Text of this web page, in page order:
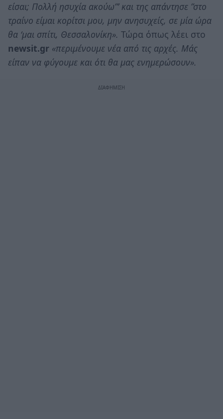
είσαι; Πολλή ησυχία ακούω”’ και της απάντησε ”στο
τραίνο είμαι κορίτσι μου, μην ανησυχείς, σε μία ώρα
θα ‘μαι σπίτι, Θεσσαλονίκη». Τώρα όπως λέει στο
newsit.gr «περιμένουμε νέα από τις αρχές. Μάς
είπαν να φύγουμε και ότι θα μας ενημερώσουν».